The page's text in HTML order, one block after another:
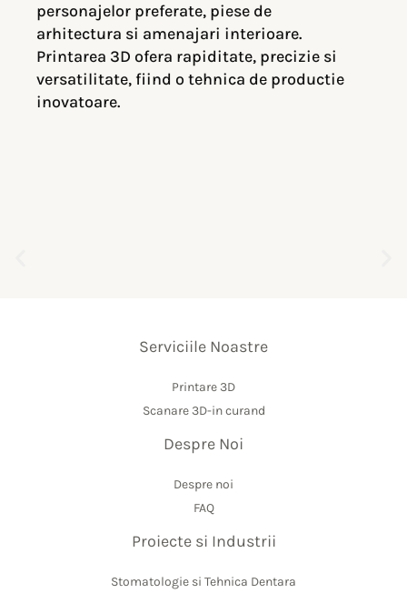
personajelor preferate, piese de
arhitectura si amenajari interioare.
Printarea 3D ofera rapiditate, precizie si
versatilitate, fiind o tehnica de productie
inovatoare.
Serviciile Noastre
Printare 3D
Scanare 3D-in curand
Despre Noi
Despre noi
FAQ
Proiecte si Industrii
Stomatologie si Tehnica Dentara